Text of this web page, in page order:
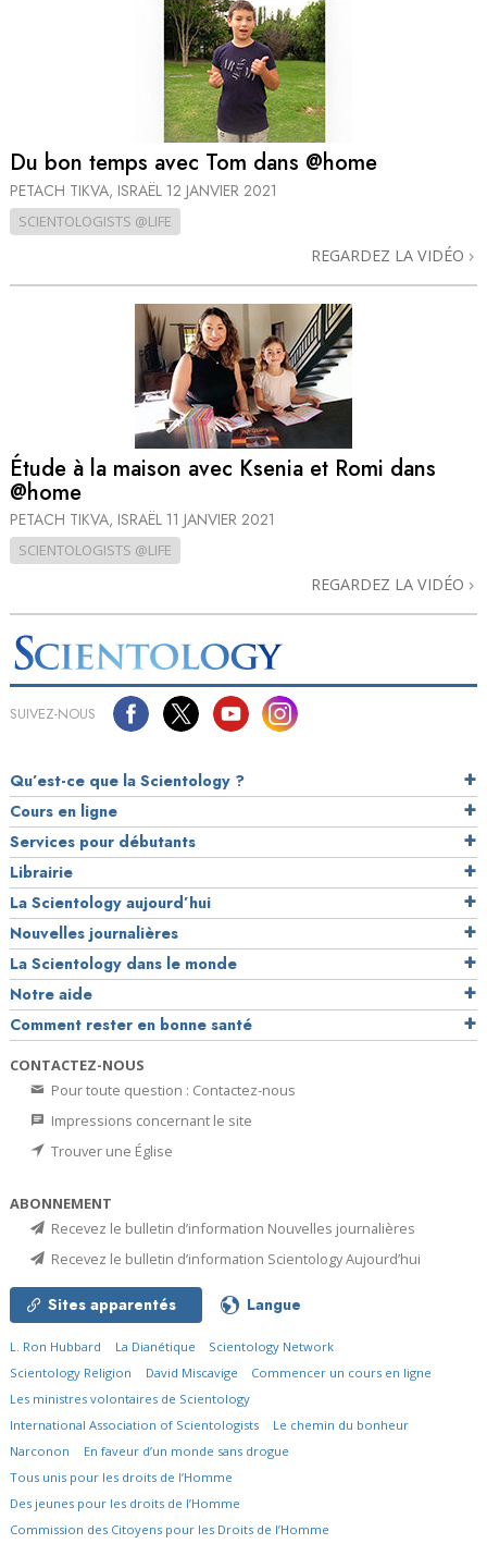
Du bon temps avec Tom dans @home
PETACH TIKVA, ISRAËL 12 JANVIER 2021
SCIENTOLOGISTS @LIFE
REGARDEZ LA VIDÉO
Étude à la maison avec Ksenia et Romi dans
@home
PETACH TIKVA, ISRAËL 11 JANVIER 2021
SCIENTOLOGISTS @LIFE
REGARDEZ LA VIDÉO
SUIVEZ-NOUS
Qu’est-ce que la Scientology ?
Cours en ligne
Services pour débutants
Librairie
La Scientology aujourd’hui
Nouvelles journalières
La Scientology dans le monde
Notre aide
Comment rester en bonne santé
CONTACTEZ-NOUS
Pour toute question : Contactez-nous
Impressions concernant le site
Trouver une Église
ABONNEMENT
Recevez le bulletin d’information Nouvelles journalières
Recevez le bulletin d’information Scientology Aujourd’hui
Sites apparentés Langue
L. Ron Hubbard La Dianétique
Scientology Network
Scientology Religion
David Miscavige
Commencer un cours en ligne
Les ministres volontaires de Scientology
International Association of Scientologists
Le chemin du bonheur
Narconon
En faveur d’un monde sans drogue
Tous unis pour les droits de l’Homme
Des jeunes pour les droits de l’Homme
Commission des Citoyens pour les Droits de l’Homme